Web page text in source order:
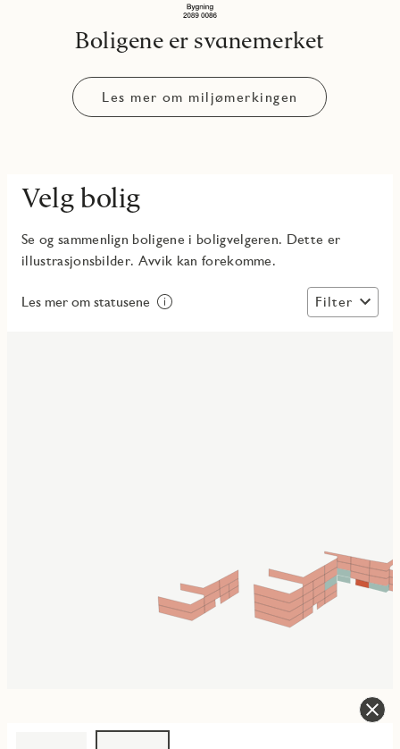
Boligene er svanemerket
Les mer om miljømerkingen
Velg bolig
Se og sammenlign boligene i boligvelgeren. Dette er
illustrasjonsbilder. Avvik kan forekomme.
Les mer om statusene Filter